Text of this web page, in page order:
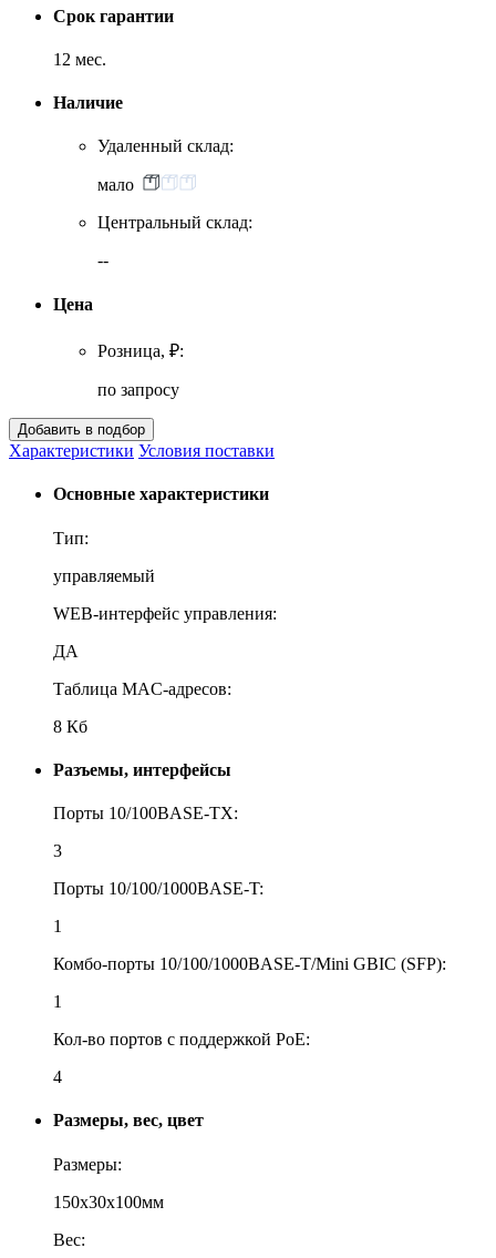
Срок гарантии
12 мес.
Наличие
Удаленный склад:
мало
Центральный склад:
--
Цена
Розница, ₽:
по запросу
Характеристики Условия поставки
Основные характеристики
Тип:
управляемый
WEB-интерфейс управления:
ДА
Таблица MAC-адресов:
8 Кб
Разъемы, интерфейсы
Порты 10/100BASE-TX:
3
Порты 10/100/1000BASE-T:
1
Комбо-порты 10/100/1000BASE-T/Mini GBIC (SFP):
1
Кол-во портов с поддержкой PoE:
4
Размеры, вес, цвет
Размеры:
150x30x100мм
Вес: